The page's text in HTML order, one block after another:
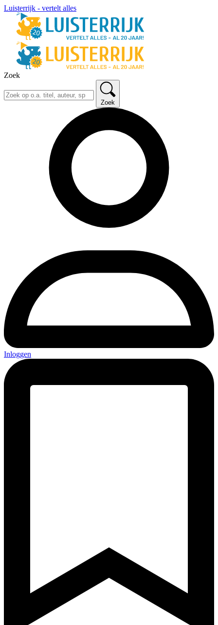
Luisterrijk - vertelt alles
Zoek
Zoek
Inloggen